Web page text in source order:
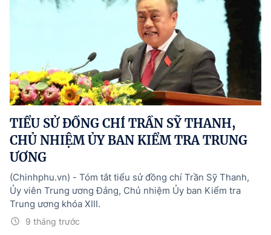
TIỂU SỬ ĐỒNG CHÍ TRẦN SỸ THANH,
CHỦ NHIỆM ỦY BAN KIỂM TRA TRUNG
ƯƠNG
9 tháng trước
(Chinhphu.vn) - Tóm tắt tiểu sử đồng chí Trần Sỹ Thanh,
Ủy viên Trung ương Đảng, Chủ nhiệm Ủy ban Kiểm tra
Trung ương khóa XIII.